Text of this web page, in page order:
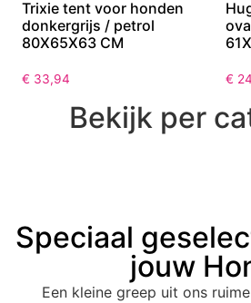
Trixie tent voor honden
donkergrijs / petrol
80X65X63 CM
€ 33,94 €
Bekijk per
Speciaal
jouw
Een kleine greep uit ons